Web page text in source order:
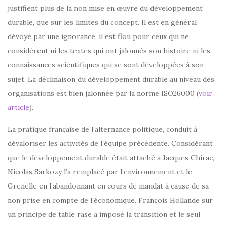
justifient plus de la non mise en œuvre du développement
durable, que sur les limites du concept. Il est en général
dévoyé par une ignorance, il est flou pour ceux qui ne
considèrent ni les textes qui ont jalonnés son histoire ni les
connaissances scientifiques qui se sont développées à son
sujet. La déclinaison du développement durable au niveau des
organisations est bien jalonnée par la norme ISO26000 (voir
article).
La pratique française de l’alternance politique, conduit à
dévaloriser les activités de l’équipe précédente. Considérant
que le développement durable était attaché à Jacques Chirac,
Nicolas Sarkozy l’a remplacé par l’environnement et le
Grenelle en l’abandonnant en cours de mandat à cause de sa
non prise en compte de l’économique. François Hollande sur
un principe de table rase a imposé la transition et le seul